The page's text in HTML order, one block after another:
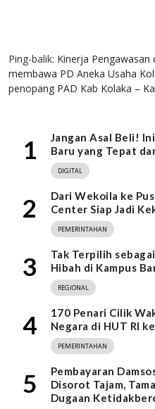
Ping-balik: Kinerja
membawa PD Aneka Usaha
penopang PAD Kab Kolaka –
1
Jangan Asal Beli!
Baru yang Tepat
DIGITAL
2
Dari Wekoila ke
Center Siap Jadi
PEMERINTAHAN
3
Tak Terpilih
Hibah di Kampus
REGIONAL
4
170 Penari Cilik
Negara di HUT RI
PEMERINTAHAN
5
Pembayaran
Disorot Tajam,
Dugaan